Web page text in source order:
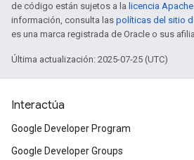
de código están sujetos a la licencia
información, consulta las políticas del sitio
es una marca registrada de Oracle o sus
Última actualización: 2025-07-25 (UTC)
Interactúa
Google Developer Program
Google Developer Groups